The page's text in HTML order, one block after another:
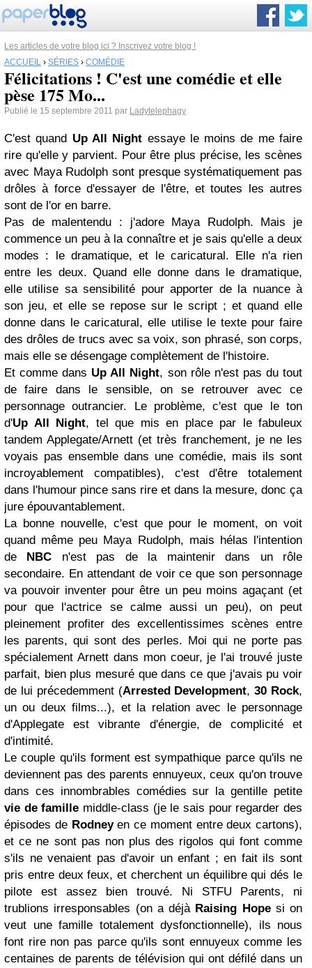
Les articles de votre blog ici ? Inscrivez votre blog !
ACCUEIL › SÉRIES › COMÉDIE
Félicitations ! C'est une comédie et elle
pèse 175 Mo...
Publié le 15 septembre 2011 par Ladytelephagy
C'est quand Up All Night essaye le moins de me faire
rire qu'elle y parvient. Pour être plus précise, les scènes
avec Maya Rudolph sont presque systématiquement pas
drôles à force d'essayer de l'être, et toutes les autres
sont de l'or en barre.
Pas de malentendu : j'adore Maya Rudolph. Mais je
commence un peu à la connaître et je sais qu'elle a deux
modes : le dramatique, et le caricatural. Elle n'a rien
entre les deux. Quand elle donne dans le dramatique,
elle utilise sa sensibilité pour apporter de la nuance à
son jeu, et elle se repose sur le script ; et quand elle
donne dans le caricatural, elle utilise le texte pour faire
des drôles de trucs avec sa voix, son phrasé, son corps,
mais elle se désengage complètement de l'histoire.
Et comme dans Up All Night, son rôle n'est pas du tout
de faire dans le sensible, on se retrouver avec ce
personnage outrancier. Le problème, c'est que le ton
d'Up All Night, tel que mis en place par le fabuleux
tandem Applegate/Arnett (et très franchement, je ne les
voyais pas ensemble dans une comédie, mais ils sont
incroyablement compatibles), c'est d'être totalement
dans l'humour pince sans rire et dans la mesure, donc ça
jure épouvantablement.
La bonne nouvelle, c'est que pour le moment, on voit
quand même peu Maya Rudolph, mais hélas l'intention
de NBC n'est pas de la maintenir dans un rôle
secondaire. En attendant de voir ce que son personnage
va pouvoir inventer pour être un peu moins agaçant (et
pour que l'actrice se calme aussi un peu), on peut
pleinement profiter des excellentissimes scènes entre
les parents, qui sont des perles. Moi qui ne porte pas
spécialement Arnett dans mon coeur, je l'ai trouvé juste
parfait, bien plus mesuré que dans ce que j'avais pu voir
de lui précedemment (Arrested Development,30 Rock,
un ou deux films...), et la relation avec le personnage
d'Applegate est vibrante d'énergie, de complicité et
d'intimité.
Le couple qu'ils forment est sympathique parce qu'ils ne
deviennent pas des parents ennuyeux, ceux qu'on trouve
dans ces innombrables comédies sur la gentille petite
vie de famille middle-class (je le sais pour regarder des
épisodes de Rodney en ce moment entre deux cartons),
et ce ne sont pas non plus des rigolos qui font comme
s'ils ne venaient pas d'avoir un enfant ; en fait ils sont
pris entre deux feux, et cherchent un équilibre qui dés le
pilote est assez bien trouvé. Ni STFU Parents, ni
trublions irresponsables (on a déjà Raising Hopesi on
veut une famille totalement dysfonctionnelle), ils nous
font rire non pas parce qu'ils sont ennuyeux comme les
centaines de parents de télévision qui ont défilé dans un